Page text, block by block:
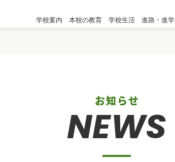
学校案内 本校の教育 学校生活 進路・進学
お知らせ
NEWS